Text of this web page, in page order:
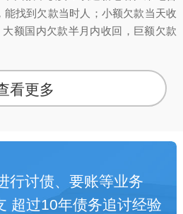
找到欠款当时人；小额欠款当天收
额国内欠款半月内收回，巨额欠款
看更多
行讨债、要账等业务
超过10年债务追讨经验